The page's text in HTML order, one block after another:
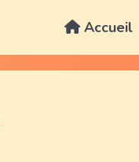
Accueil